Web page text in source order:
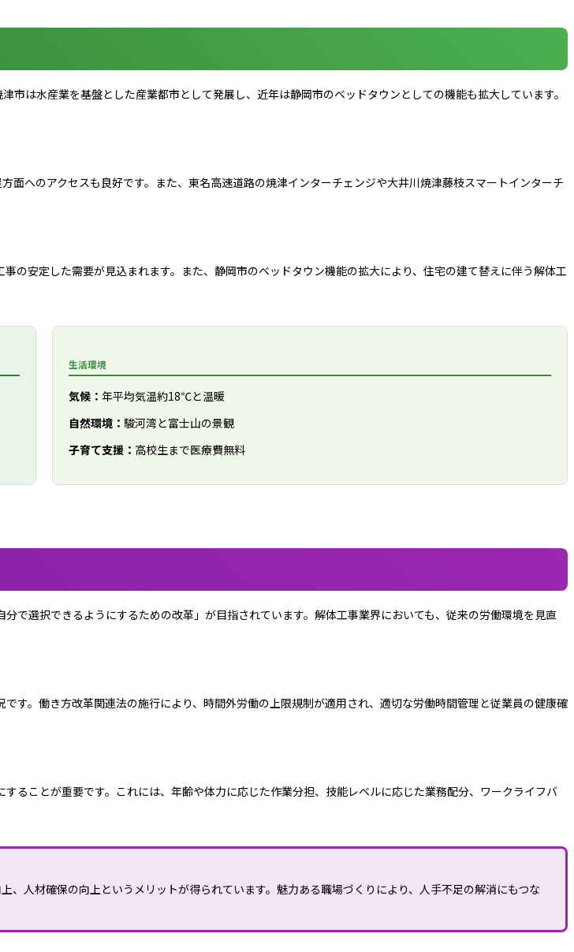
は水産業を基盤とした産業都市として発展し、近年は静岡市のベッドタウンとしての機能も拡大しています。
へのアクセスも良好です。また、東名高速道路の焼津インターチェンジや大井川焼津藤枝スマートインターチ
の安定した需要が見込まれます。また、静岡市のベッドタウン機能の拡大により、住宅の建て替えに伴う解体工
生活環境
気候： 年平均気温約18℃と温暖
自然環境： 駿河湾と富士山の景観
子育て支援： 高校生まで医療費無料
で選択できるようにするための改革」が目指されています。解体工事業界においても、従来の労働環境を見直
す。働き方改革関連法の施行により、時間外労働の上限規制が適用され、適切な労働時間管理と従業員の健康確
ることが重要です。これには、年齢や体力に応じた作業分担、技能レベルに応じた業務配分、ワークライフバ
人材確保の向上というメリットが得られています。魅力ある職場づくりにより、人手不足の解消にもつな